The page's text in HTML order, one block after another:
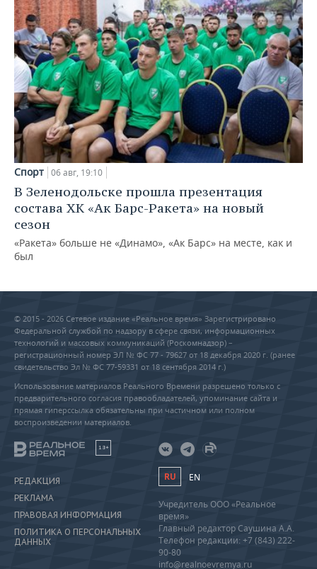
Спорт 06 авг, 19:10
В Зеленодольске прошла презентация
состава ХК «Ак Барс-Ракета» на новый
сезон
«Ракета» больше не «Динамо», «Ак Барс» на месте, как и
был
© 2015 - 2026 Сетевое издание «Реальное время» Зарегистрировано
Федеральной службой по надзору в сфере связи, информационных
технологий и массовых коммуникаций (Роскомнадзор) –
регистрационный номер ЭЛ № ФС 77 - 79627 от 18 декабря 2020 г. (ранее
свидетельство Эл № ФС 77-59331 от 18 сентября 2014 г.)
Использование материалов Реального Времени разрешено только с
предварительного согласия правообладателей, упоминание сайта и
прямая гиперссылка обязательны при частичном или полном
воспроизведении материалов.
18+
РЕДАКЦИЯ
РЕКЛАМА
ПРАВОВАЯ ИНФОРМАЦИЯ
ПОЛИТИКА О ПЕРСОНАЛЬНЫХ
ДАННЫХ
RU EN
Учредитель ООО «Реальное
время»
Главный редактор Саушина А.А.
Телефон редакции: +7 (843) 222-
90-80
info@realnoevremya.ru